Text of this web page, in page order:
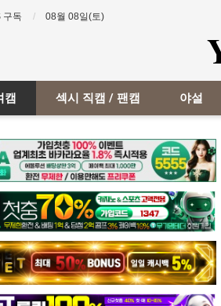
구독 08월 08일(토)
캠 섹시 직캠 / 팬캠 야설